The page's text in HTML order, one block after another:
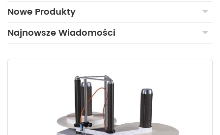
Nowe Produkty
Najnowsze Wiadomości